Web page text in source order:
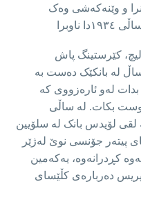
و وێنەکەشی وەک
کێرستینگ پاش
ساڵ لە بانکێک دەست بە
لەو ئارەزووی کە
بکات. لە ساڵی
لقی لۆیدس بانک لە سلۆیین
پیتەر جۆنسی نوێ لەژێر
کڕدرانەوە، یەکەمین
دەربارەی کڵێسای